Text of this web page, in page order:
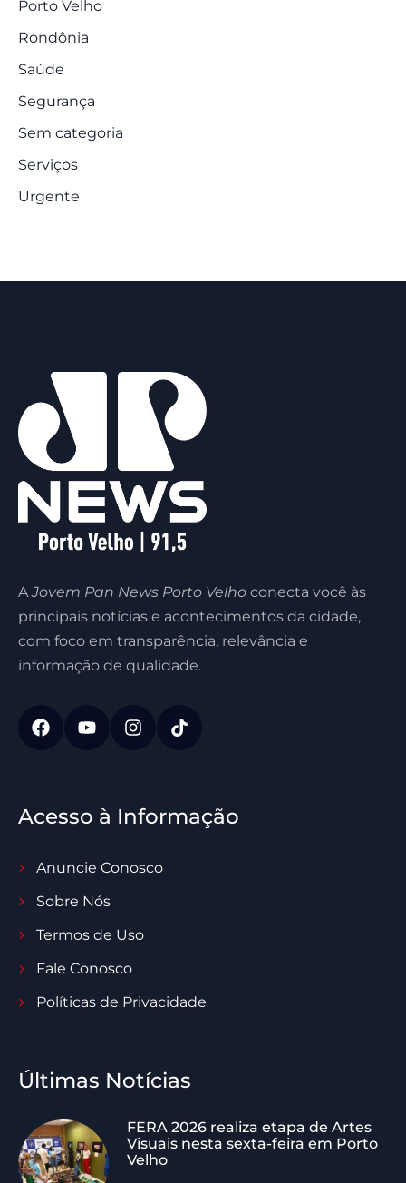
Porto Velho
Rondônia
Saúde
Segurança
Sem categoria
Serviços
Urgente
AJovem Pan News Porto Velho conecta você às
principais notícias e acontecimentos da cidade,
com foco em transparência, relevância e
informação de qualidade.
Acesso à Informação
Anuncie Conosco
Sobre Nós
Termos de Uso
Fale Conosco
Políticas de Privacidade
Últimas Notícias
FERA 2026 realiza etapa de Artes
Visuais nesta sexta-feira em Porto
Velho